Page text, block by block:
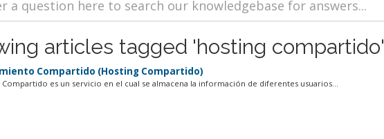
articles tagged 'hosting compartido'
Compartido (Hosting Compartido)
Compartido es un servicio en el cual se almacena la información de diferentes usuarios...